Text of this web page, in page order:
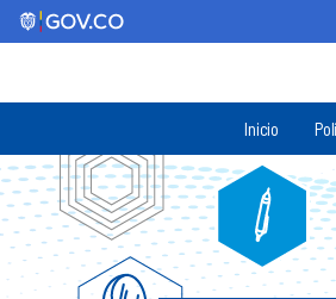
Inicio